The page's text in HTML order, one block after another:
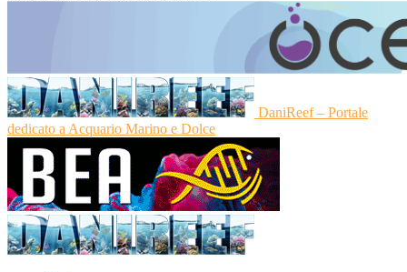
DaniReef – Portale
dedicato a Acquario Marino e Dolce